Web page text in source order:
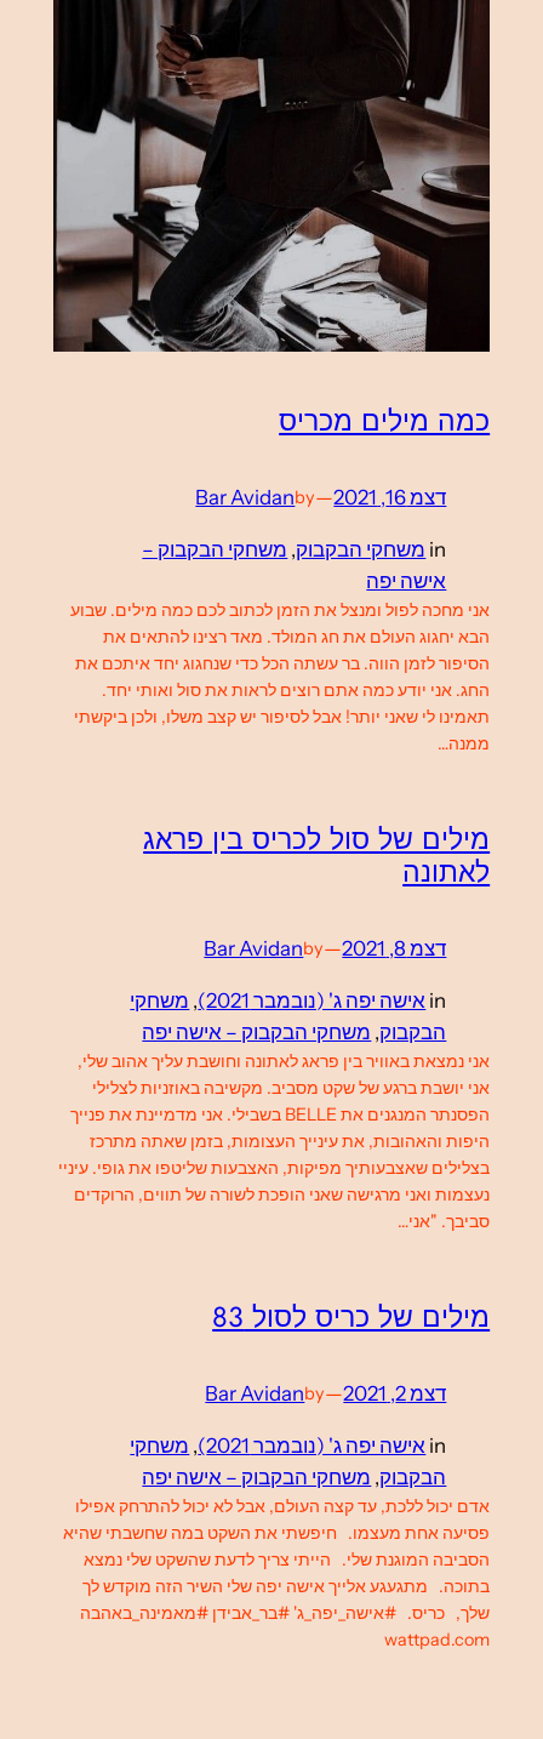
כמה מילים מכריס
דצמ 16, 2021 —
by
Bar Avidan
in משחקי הבקבוק, משחקי הבקבוק –
אישה יפה
אני מחכה לפול ומנצל את הזמן לכתוב לכם כמה מילים. שבוע
הבא יחגוג העולם את חג המולד. מאד רצינו להתאים את
הסיפור לזמן הווה. בר עשתה הכל כדי שנחגוג יחד איתכם את
החג. אני יודע כמה אתם רוצים לראות את סול ואותי יחד.
תאמינו לי שאני יותר! אבל לסיפור יש קצב משלו, ולכן ביקשתי
ממנה…
מילים של סול לכריס בין פראג
לאתונה
דצמ 8, 2021 —
by
Bar Avidan
in אישה יפה ג' (נובמבר 2021) , משחקי
הבקבוק, משחקי הבקבוק – אישה יפה
אני נמצאת באוויר בין פראג לאתונה וחושבת עליך אהוב שלי,
אני יושבת ברגע של שקט מסביב. מקשיבה באוזניות לצלילי
הפסנתר המנגנים את BELLE בשבילי. אני מדמיינת את פנייך
היפות והאהובות, את עינייך העצומות, בזמן שאתה מתרכז
בצלילים שאצבעותיך מפיקות, האצבעות שליטפו את גופי. עיניי
נעצמות ואני מרגישה שאני הופכת לשורה של תווים, הרוקדים
סביבך. "אני…
מילים של כריס לסול 83
דצמ 2, 2021 —
by
Bar Avidan
in אישה יפה ג' (נובמבר 2021) , משחקי
הבקבוק, משחקי הבקבוק – אישה יפה
אדם יכול ללכת, עד קצה העולם, אבל לא יכול להתרחק אפילו
פסיעה אחת מעצמו. חיפשתי את השקט במה שחשבתי שהיא
הסביבה המוגנת שלי. הייתי צריך לדעת שהשקט שלי נמצא
בתוכה. מתגעגע אלייך אישה יפה שלי השיר הזה מוקדש לך
שלך, כריס. #אישה_יפה_ג' #בר_אבידן #מאמינה_באהבה
wattpad.com